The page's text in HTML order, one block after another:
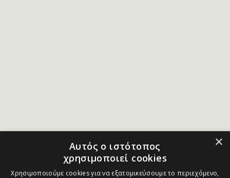
×
Αυτός ο ιστότοπος
χρησιμοποιεί cookies
Χρησιμοποιούμε cookies για να εξατομικεύσουμε το περιεχόμενο,